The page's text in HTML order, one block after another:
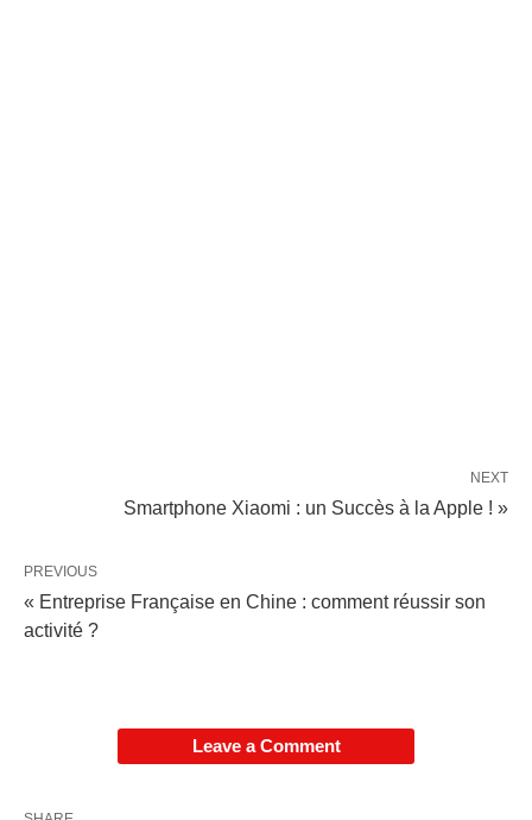
NEXT
Smartphone Xiaomi : un Succès à la Apple ! »
PREVIOUS
« Entreprise Française en Chine : comment réussir son
activité ?
Leave a Comment